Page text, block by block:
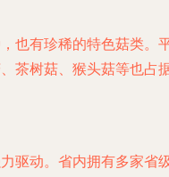
也有珍稀的特色菇类
茶树菇、猴头菇等也
驱动。省内拥有多家